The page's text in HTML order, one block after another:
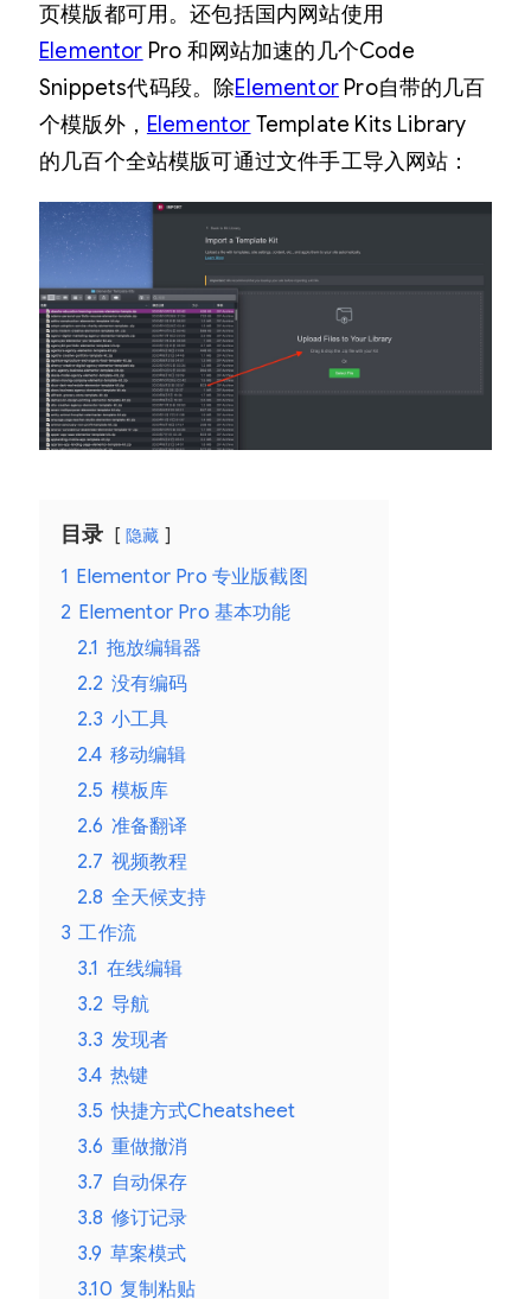
页模版都可用。还包括国内网站使用
Elementor Pro 和网站加速的几个Code
Snippets代码段。除ElementorPro自带的几百
个模版外， Elementor Template Kits Library
的几百个全站模版可通过文件手工导入网站：
目录 隐藏
1 Elementor Pro 专业版截图
2 Elementor Pro 基本功能
2.1 拖放编辑器
2.2 没有编码
2.3 小工具
2.4 移动编辑
2.5 模板库
2.6 准备翻译
2.7 视频教程
2.8 全天候支持
3 工作流
3.1 在线编辑
3.2 导航
3.3 发现者
3.4 热键
3.5 快捷方式Cheatsheet
3.6 重做撤消
3.7 自动保存
3.8 修订记录
3.9 草案模式
3.10 复制粘贴